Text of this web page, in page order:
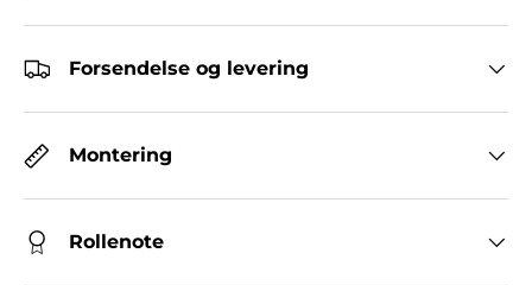
Forsendelse og levering
Montering
Rollenote